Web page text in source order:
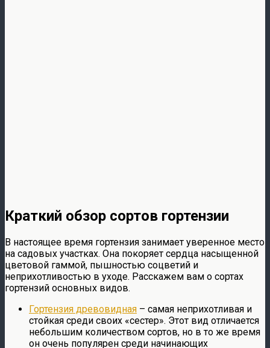
Краткий обзор сортов гортензии
В настоящее время гортензия занимает уверенное место
на садовых участках. Она покоряет сердца насыщенной
цветовой гаммой, пышностью соцветий и
неприхотливостью в уходе. Расскажем вам о сортах
гортензий основных видов.
Гортензия древовидная – самая неприхотливая и
стойкая среди своих «сестер». Этот вид отличается
небольшим количеством сортов, но в то же время
он очень популярен среди начинающих